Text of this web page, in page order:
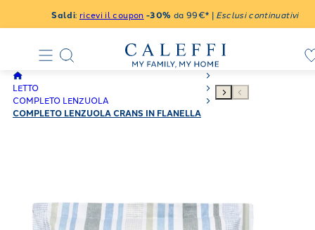
Saldi: ricevi il coupon -30% da 99€* | Esclusi continuativi
LETTO
COMPLETO LENZUOLA
COMPLETO LENZUOLA CRANS IN FLANELLA